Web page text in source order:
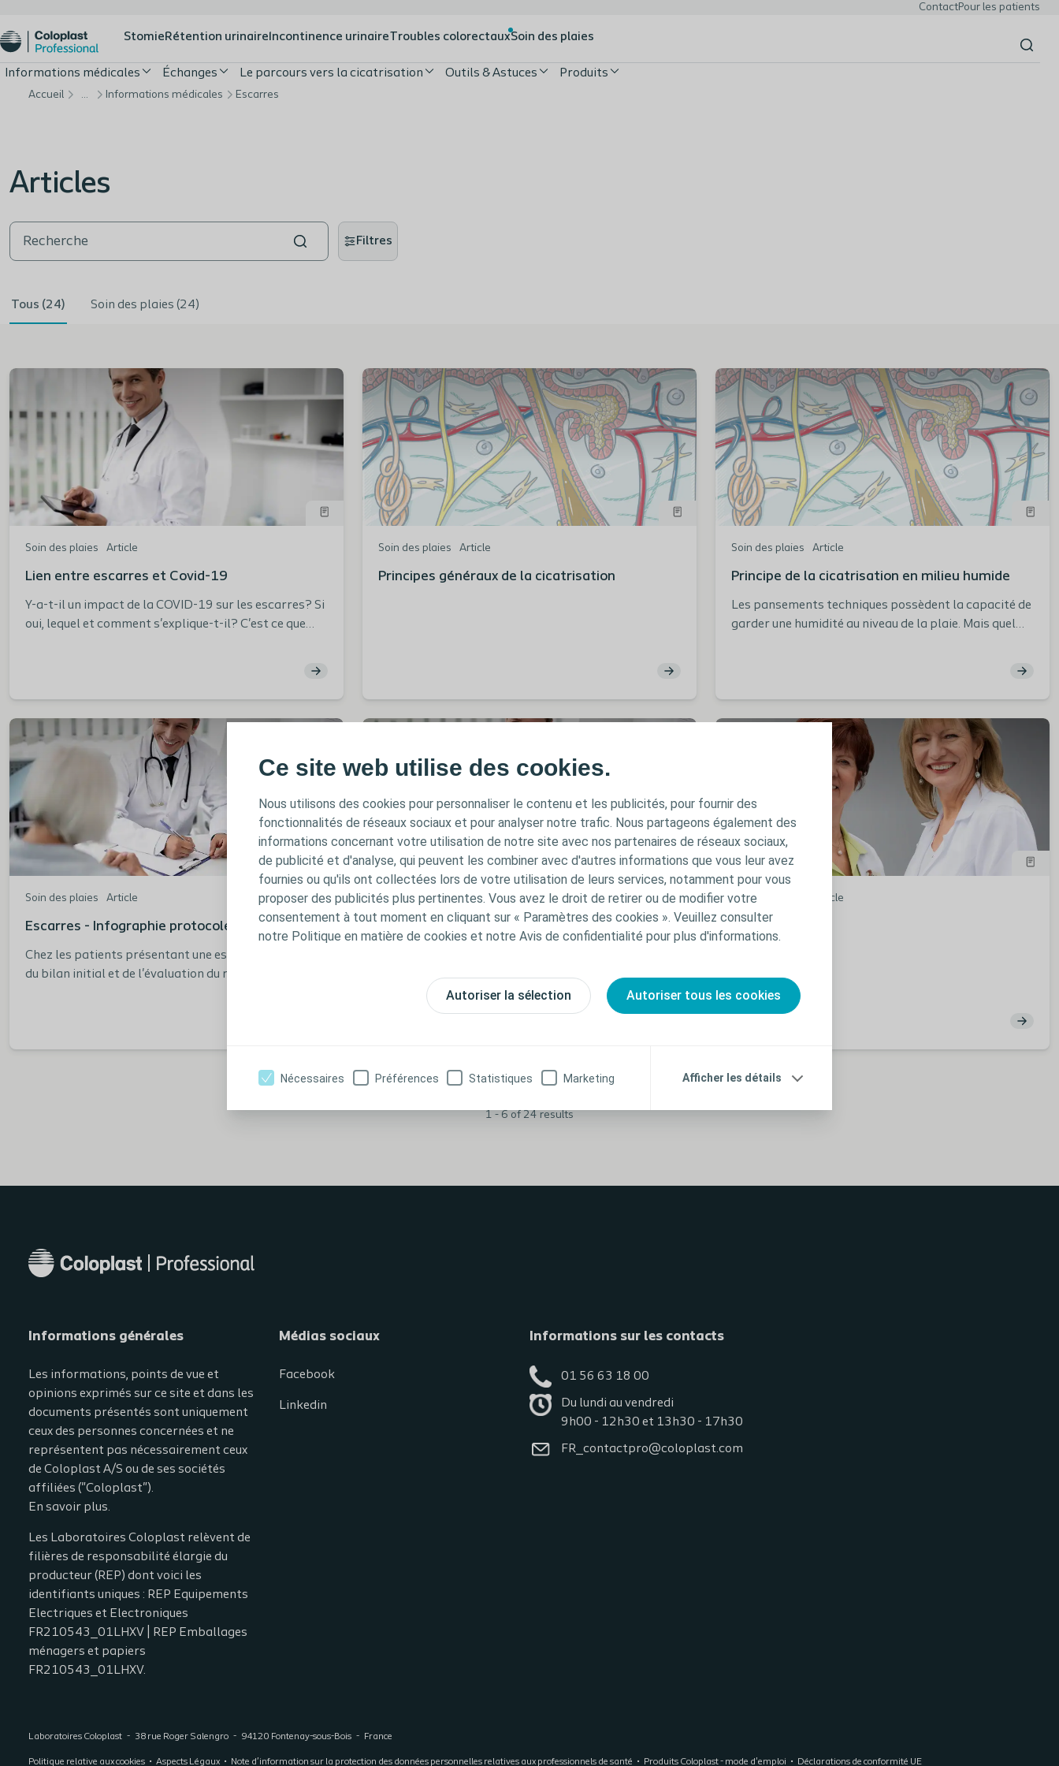
Ce site web utilise des cookies.
Nous utilisons des cookies pour personnaliser le contenu et les publicités, pour fournir des
fonctionnalités de réseaux sociaux et pour analyser notre trafic. Nous partageons également des
informations concernant votre utilisation de notre site avec nos partenaires de réseaux sociaux,
de publicité et d'analyse, qui peuvent les combiner avec d'autres informations que vous leur avez
fournies ou qu'ils ont collectées lors de votre utilisation de leurs services, notamment pour vous
proposer des publicités plus pertinentes. Vous avez le droit de retirer ou de modifier votre
consentement à tout moment en cliquant sur « Paramètres des cookies ». Veuillez consulter
notre Politique en matière de cookies et notre Avis de confidentialité pour plus d'informations.
Autoriser la sélection Autoriser tous les cookies
Nécessaires Préférences Statistiques Marketing Afficher les détails
ContactPour les patients
StomieRétention urinaire Incontinence urinaireTroubles colorectauxSoin des plaies
Informations médicales Échanges Le parcours vers la cicatrisation Outils & Astuces Produits
Accueil … Informations médicales Escarres
Articles
Filtres
Tous (24) Soin des plaies (24)
Soin des plaies Article
Lien entre escarres et Covid-19
Y-a-t-il un impact de la COVID-19 sur les escarres? Si
oui, lequel et comment s'explique-t-il? C'est ce que
Soin des plaies Article
Principes généraux de la cicatrisation
Soin des plaies Article
Principe de la cicatrisation en milieu humide
Les pansements techniques possèdent la capacité de
garder une humidité au niveau de la plaie. Mais quel
dans cet article.
Soin des plaies Article
Escarres - Infographie protocoles de soins
Chez les patients présentant une escarre, à la suite
du bilan initial et de l'évaluation du risque, il faut
Soin des plaies Article
Escarres - définition & physiopathologie
Quels sont les différents stades? C'est ce que vous
retrouverez dans cet article.
Soin des plaies Article
page
1page
2page
3 page
4
1 - 6 of 24 results
Informations générales​
Les informations, points de vue et
opinions exprimés sur ce site et dans les
documents présentés sont uniquement
ceux des personnes concernées et ne
représentent pas nécessairement ceux
de Coloplast A/S ou de ses sociétés
affiliées ("Coloplast").
En savoir plus.
Les Laboratoires Coloplast relèvent de
filières de responsabilité élargie du
producteur (REP) dont voici les
identifiants uniques : REP Equipements
Electriques et Electroniques
FR210543_01LHXV | REP Emballages
ménagers et papiers
FR210543_01LHXV.
Médias sociaux
Facebook
Linkedin
Informations sur les contacts
01 56 63 18 00
Du lundi au vendredi
9h00 - 12h30 et 13h30 - 17h30
FR_contactpro@coloplast.com
Laboratoires Coloplast 38 rue Roger Salengro 94120 Fontenay-sous-Bois France
Politique relative aux cookies Aspects Légaux Note d’information sur la protection des données personnelles relatives aux professionnels de santé Produits Coloplast - mode d'emploi Déclarations de conformité UE